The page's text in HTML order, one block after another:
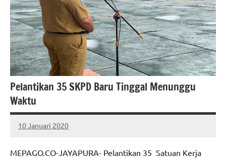
Pelantikan 35 SKPD Baru Tinggal Menunggu
Waktu
10 Januari 2020
MEPAGO
No
MEPAGO.CO-JAYAPURA- Pelantikan 35 Satuan Kerja